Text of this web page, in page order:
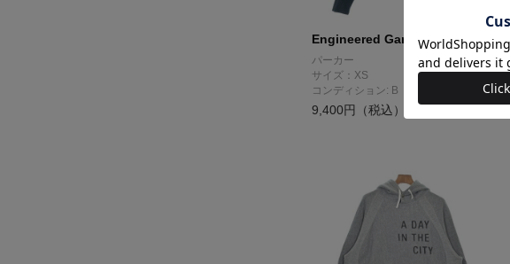
Engineered Garments
パーカー
サイズ：XS
コンディション: B
9,400円（税込）